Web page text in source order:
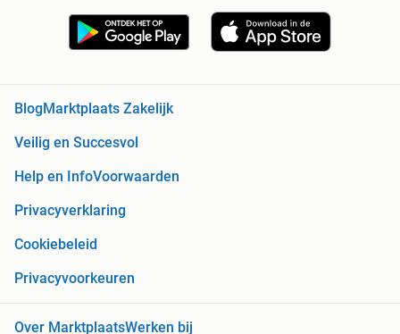
BlogMarktplaats Zakelijk
Veilig en Succesvol
Help en InfoVoorwaarden
Privacyverklaring
Cookiebeleid
Privacyvoorkeuren
Over MarktplaatsWerken bij